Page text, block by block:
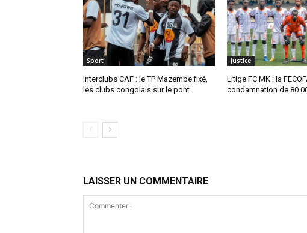
Sport
Interclubs CAF : le TP Mazembe fixé,
les clubs congolais sur le pont
Justice
Litige FC MK : la
condamnation de
LAISSER UN COMMENTAIRE